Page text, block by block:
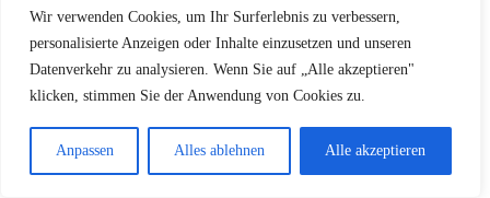
Wir verwenden Cookies, um Ihr Surferlebnis zu verbessern,
personalisierte Anzeigen oder Inhalte einzusetzen und unseren
Datenverkehr zu analysieren. Wenn Sie auf „Alle akzeptieren"
klicken, stimmen Sie der Anwendung von Cookies zu.
Anpassen Alles ablehnen Alle akzeptieren
Moderne transparente Schutzlasuren
Farbige Spezialversiegelungen
Personalisierungsmöglichkeiten